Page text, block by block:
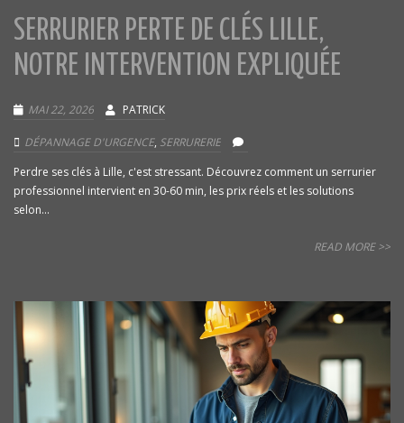
SERRURIER PERTE DE CLÉS LILLE,
NOTRE INTERVENTION EXPLIQUÉE
MAI 22, 2026 PATRICK
DÉPANNAGE D'URGENCE, SERRURERIE
Perdre ses clés à Lille, c'est stressant. Découvrez comment un serrurier
professionnel intervient en 30-60 min, les prix réels et les solutions
selon...
READ MORE >>